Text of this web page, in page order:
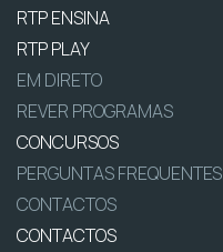
RTP ENSINA
RTP PLAY
EM DIRETO
REVER PROGRAMAS
CONCURSOS
PERGUNTAS FREQUENTES
CONTACTOS
CONTACTOS